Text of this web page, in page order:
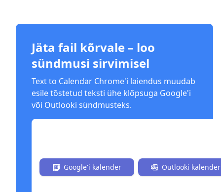
Jäta fail kõrvale – loo
sündmusi sirvimisel
Text to Calendar Chrome'i laiendus muudab
esile tõstetud teksti ühe klõpsuga Google'i
või Outlooki sündmusteks.
Google'i kalender Outlooki kalender